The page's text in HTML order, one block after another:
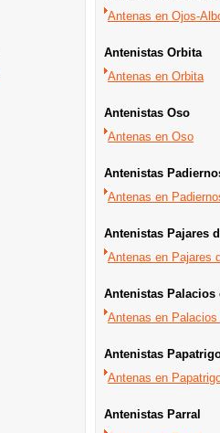
Antenas en Ojos-
Antenistas Orbita
Antenas en Orbita
Antenistas Oso
Antenas en Oso
Antenistas
Antenas en
Antenistas Pajares
Antenas en Pajares
Antenistas Palacios
Antenas en Palacios
Antenistas
Antenas en
Antenistas Parral